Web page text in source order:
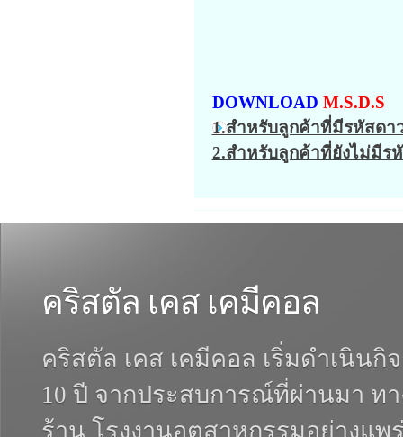
DOWNLOAD M.S.D.S
1.สำหรับลูกค้าที่มีรหัสดา
2.สำหรับลูกค้าที่ยังไม่มีร
คริสตัล เคส เคมีคอล
คริสตัล เคส เคมีคอล เริ่มดำเนิน
10 ปี จากประสบการณ์ที่ผ่านมา ทา
ร้าน โรงงานอุตสาหกรรมอย่างแพ